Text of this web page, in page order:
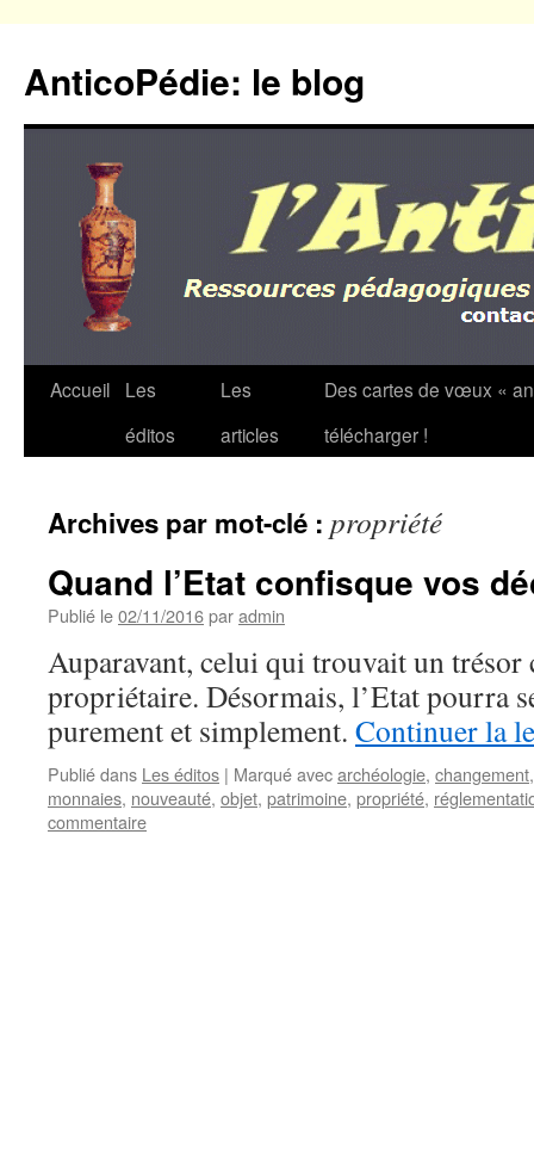
contenu
AnticoPédie: le blog
Accueil
Les
éditos
Les
articles
Des cartes de vœux «
télécharger !
Archives par mot-clé : propriété
Quand l’Etat confisque vos
Publié le02/11/2016paradmin
Auparavant, celui qui trouvait un trésor
propriétaire. Désormais, l’Etat pourra
purement et simplement. Continuer la
Publié dans Les éditos | Marqué avecarchéologie, changement
monnaies, nouveauté, objet, patrimoine, propriété,
commentaire